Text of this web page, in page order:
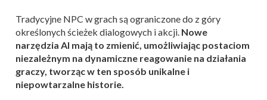
Tradycyjne NPC w grach są ograniczone do z góry
określonych ścieżek dialogowych i akcji. Nowe
narzędzia AI mają to zmienić, umożliwiając postaciom
niezależnym na dynamiczne reagowanie na działania
graczy, tworząc w ten sposób unikalne i
niepowtarzalne historie.